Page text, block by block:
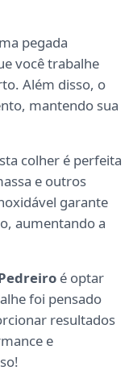
pegada
você trabalhe
Além disso, o
mantendo sua
colher é perfeita
e outros
garante
aumentando a
é optar
foi pensado
resultados
e